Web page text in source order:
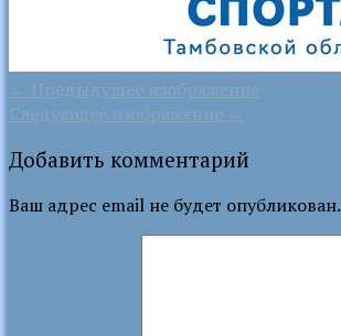
← Предыдущее изображение
Следующее изображение →
Добавить комментарий
Ваш адрес email не будет опубликован.